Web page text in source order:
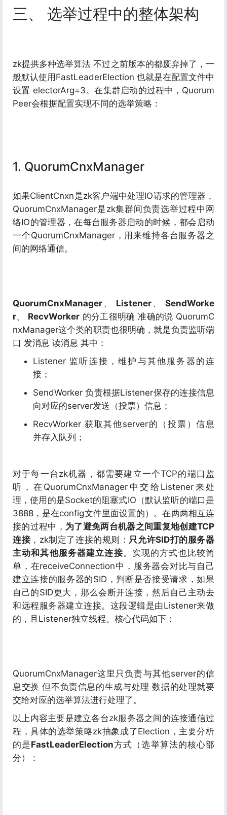
三、 选举过程中的整体架构
zk提拱多种选举算法 不过之前版本的都废弃掉了，一
般默认使用FastLeaderElection 也就是在配置文件中
设置 electorArg=3。在集群启动的过程中，Quorum
Peer会根据配置实现不同的选举策略：
1. QuorumCnxManager
如果ClientCnxn是zk客户端中处理IO请求的管理器，
QuorumCnxManager是zk集群间负责选举过程中网
络IO的管理器，在每台服务器启动的时候，都会启动
一个QuorumCnxManager，用来维持各台服务器之
间的网络通信。
QuorumCnxManager 、 Listener 、 SendWorke
r、 RecvWorker 的分工很明确 准确的说 QuorumC
nxManager这个类的职责也很明确，就是负责监听端
口 发消息 读消息 其中：
Listener 监听连接，维护与其他服务器的连
接；
SendWorker 负责根据Listener保存的连接信息
向对应的server发送（投票）信息；
RecvWorker 获取其他server的（投票）信息
并存入队列；
对于每一台zk机器，都需要建立一个TCP的端口监
听，在QuorumCnxManager中交给Listener来处
理，使用的是Socket的阻塞式IO（默认监听的端口是
3888，是在config文件里面设置的）。在两两相互连
接的过程中， 为了避免两台机器之间重复地创建TCP
连接 ，zk制定了连接的规则： 只允许SID打的服务器
主动和其他服务器建立连接。实现的方式也比较简
单，在receiveConnection中，服务器会对比与自己
建立连接的服务器的SID，判断是否接受请求，如果
自己的SID更大，那么会断开连接，然后自己主动去
和远程服务器建立连接。这段逻辑是由Listener来做
的，且Listener独立线程。核心代码如下：
QuorumCnxManager这里只负责与其他server的信
息交换 但不负责信息的生成与处理 数据的处理就要
交给对应的选举算法进行处理了。
以上内容主要是建立各台zk服务器之间的连接通信过
程，具体的选举策略zk抽象成了Election，主要分析
的是FastLeaderElection方式（选举算法的核心部
分）：